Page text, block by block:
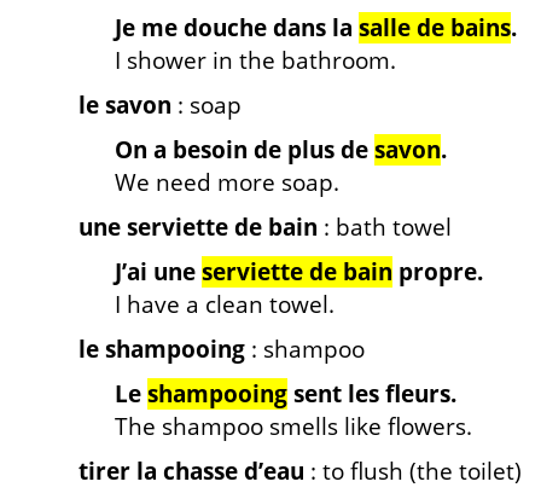
Je me douche dans la salle de bains.
I shower in the bathroom.
le savon : soap
On a besoin de plus desavon.
We need more soap.
une serviette de bain : bath towel
J’ai uneserviette de bain propre.
I have a clean towel.
le shampooing : shampoo
Leshampooingsent les fleurs.
The shampoo smells like flowers.
tirer la chasse d’eau : to flush (the toilet)